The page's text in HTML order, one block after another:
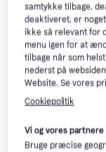
Trender
samtykke tilbage,
deaktiveret, er
ikke så relevant for
menu igen for at
tilbage når som
nederst på
Website. Se vores
Cookiepolitik
Vi og vores
Bruge præcise